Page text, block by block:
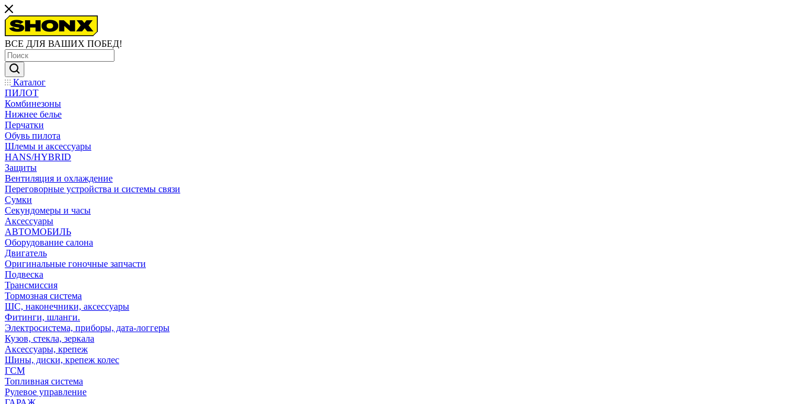
ВСЕ ДЛЯ ВАШИХ ПОБЕД!
Каталог
ПИЛОТ
Комбинезоны
Нижнее белье
Перчатки
Обувь пилота
Шлемы и аксессуары
HANS/HYBRID
Защиты
Вентиляция и охлаждение
Переговорные устройства и системы связи
Сумки
Секундомеры и часы
Аксессуары
АВТОМОБИЛЬ
Оборудование салона
Двигатель
Оригинальные гоночные запчасти
Подвеска
Трансмиссия
Тормозная система
ШС, наконечники, аксессуары
Фитинги, шланги.
Электросистема, приборы, дата-логгеры
Кузов, стекла, зеркала
Аксессуары, крепеж
Шины, диски, крепеж колес
ГСМ
Топливная система
Рулевое управление